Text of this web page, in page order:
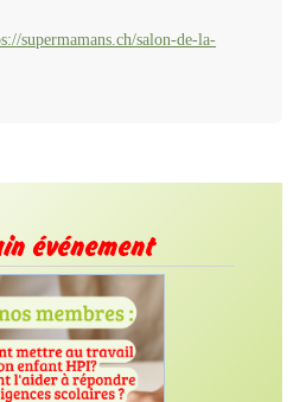
supermamans.ch/salon-de-la-
événement